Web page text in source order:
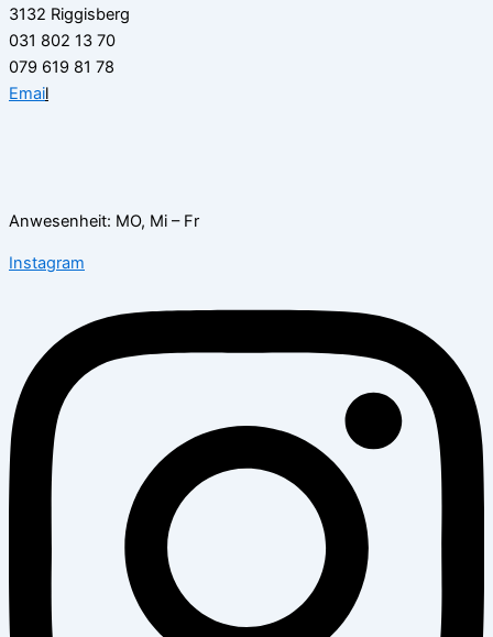
3132 Riggisberg
031 802 13 70
079 619 81 78
Email
Anwesenheit: MO, Mi – Fr
Instagram